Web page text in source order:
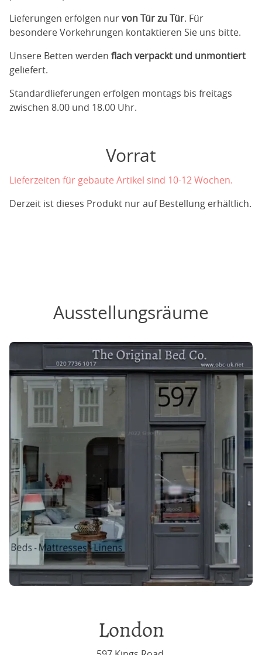
Lieferungen erfolgen nurvon Tür zu Tür. Für
besondere Vorkehrungen kontaktieren Sie uns bitte.
Unsere Betten werden flach verpackt und unmontiert
geliefert.
Standardlieferungen erfolgen montags bis freitags
zwischen 8.00 und 18.00 Uhr.
Vorrat
Lieferzeiten für gebaute Artikel sind 10-12 Wochen.
Derzeit ist dieses Produkt nur auf Bestellung erhältlich.
Ausstellungsräume
London